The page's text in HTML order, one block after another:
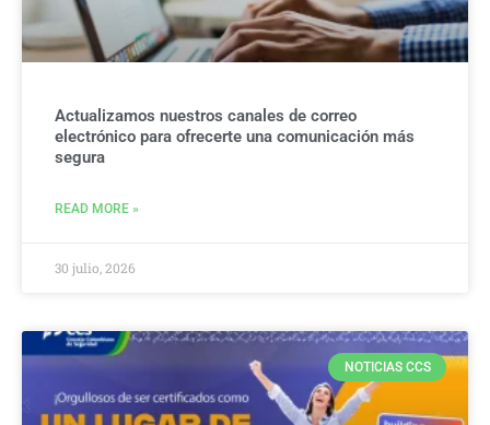
Actualizamos nuestros canales de correo
electrónico para ofrecerte una comunicación más
segura
READ MORE »
30 julio, 2026
NOTICIAS CCS